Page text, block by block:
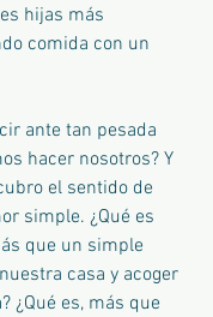
hijas más
comida con un
ante tan pesada
hacer nosotros? Y
el sentido de
simple. ¿Qué es
que un simple
casa y acoger
¿Qué es, más que